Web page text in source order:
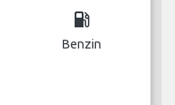
local_gas_station
Benzin